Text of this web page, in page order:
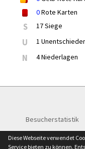
0Rote Karten
S 17 Siege
U 1
N 4 Niederlagen
Besucherstatistik
Diese Webseite verwendet
Service bieten zu können.